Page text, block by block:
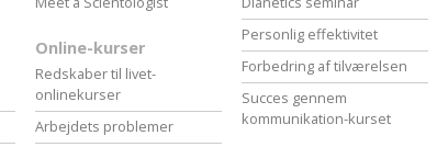
Online-kurser
Redskaber til livet-
onlinekurser
Arbejdets problemer
Personlig effektivitet
Forbedring af tilværelsen
Succes gennem
kommunikation-kurset